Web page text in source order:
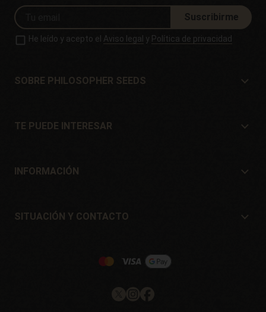
Suscribirme
He leído y acepto el Aviso legal y Política de privacidad
SOBRE PHILOSOPHER SEEDS
Situación y Contacto
TE PUEDE INTERESAR
Ofertas
INFORMACIÓN
Garantías y devoluciones
SITUACIÓN Y CONTACTO
Pol. Industrial Pont del Príncep
Email: info@philosopherseeds.com